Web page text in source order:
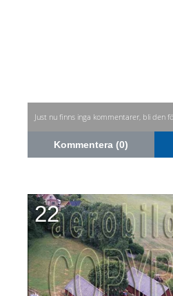
Just nu finns inga kommentarer, bli den
Kommentera (0)
22